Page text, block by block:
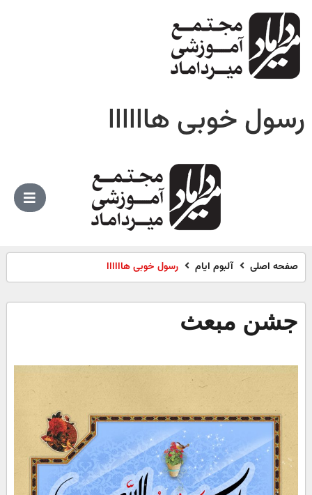
خوبی هاااااا
صفحه اصلی آلبوم ایام رسول خوبی هاااااا
جشن مبعث